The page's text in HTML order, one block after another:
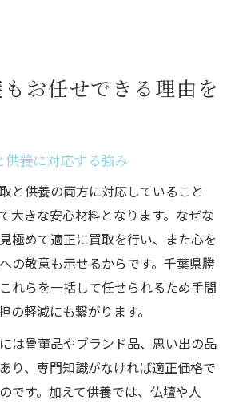
お任せできる理由を
養に対応する強み
と供養の両方に対応していること
大きな安心材料となります。なぜな
極めて適正に買取を行い、また心を
の敬意も示せるからです。千葉県勝
れらを一括して任せられるため手間
の軽減にも繋がります。
は骨董品やブランド品、思い出の品
り、専門知識がなければ適正価格で
です。加えて供養では、仏壇や人